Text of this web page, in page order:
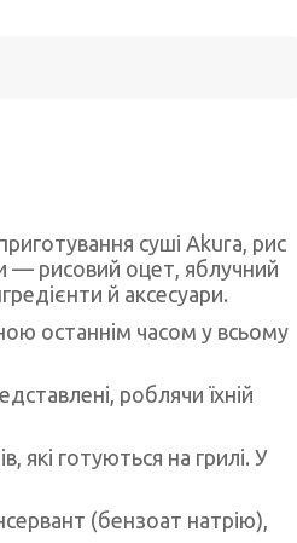
суші Akura, рис
— рисовий оцет, яблучний
й аксесуари.
останнім часом у всьому
роблячи їхній
готуються на грилі. У
(бензоат натрію),